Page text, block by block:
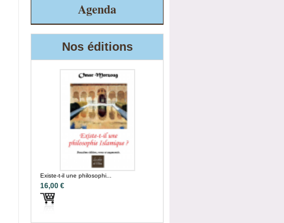
Agenda
Nos éditions
Existe-t-il une philosophi...
16,00 €